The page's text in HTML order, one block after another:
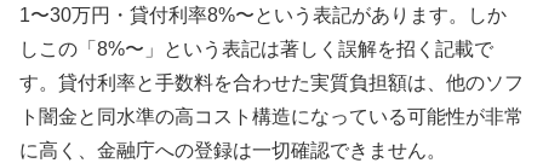
1〜30万円・貸付利率8%〜という表記があります。しか
しこの「8%〜」という表記は著しく誤解を招く記載で
す。貸付利率と手数料を合わせた実質負担額は、他のソフ
ト闇金と同水準の高コスト構造になっている可能性が非常
に高く、金融庁への登録は一切確認できません。